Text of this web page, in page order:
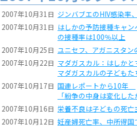
2007年10月31日 ジンバブエのHIV感染率
2007年10月31日 はしかの予防接種キャ
の接種率は100％以上
2007年10月25日 ユニセフ、アガニスタ
2007年10月22日 マダガスカル：はしか
マダガスカルの子ども
2007年10月17日 国連レポートから10年
「紛争の中身は変化し
2007年10月16日 栄養不良は子どもの死
2007年10月12日 妊産婦死亡率、中所得